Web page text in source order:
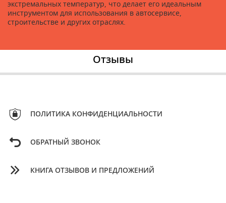
экстремальных температур, что делает его идеальным
инструментом для использования в автосервисе,
строительстве и других отраслях.
Отзывы
ПОЛИТИКА КОНФИДЕНЦИАЛЬНОСТИ
ОБРАТНЫЙ ЗВОНОК
КНИГА ОТЗЫВОВ И ПРЕДЛОЖЕНИЙ